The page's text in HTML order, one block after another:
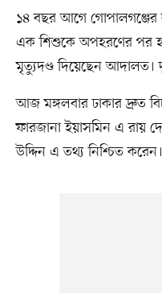
১৪ বছর আগে
এক শিশুকে অপহরণের পর
মৃত্যুদণ্ড দিয়েছেন আদালত।
আজ মঙ্গলবার ঢাকার দ্রুত
ফারজানা ইয়াসমিন এ রায়
উদ্দিন এ তথ্য নিশ্চিত করেন।